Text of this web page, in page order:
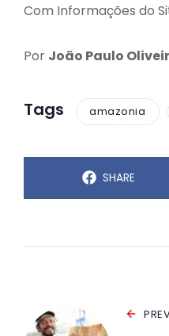
Com Informações do
Por João Paulo
Tags amazonia
SHARE